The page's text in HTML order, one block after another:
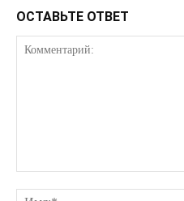
ОСТАВЬТЕ ОТВЕТ